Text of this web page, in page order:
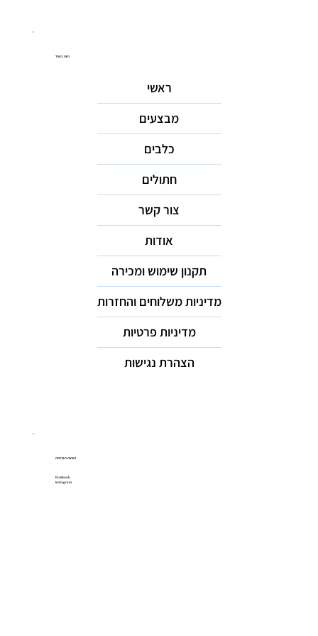
ניווט באתר
ראשי
מבצעים
כלבים
חתולים
צור קשר
אודות
תקנון שימוש ומכירה
מדיניות משלוחים והחזרות
מדיניות פרטיות
הצהרת נגישות
רשתות חברתיות
Facebook
Instagram